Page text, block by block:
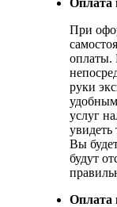
При
оплаты.
руки
услуг
увидеть
Вы
будут
Оплата